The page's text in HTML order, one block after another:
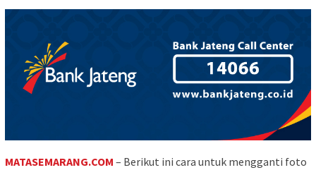
MATASEMARANG.COM – Berikut ini cara untuk mengganti foto